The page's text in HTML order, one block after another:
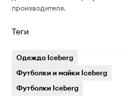
производителя.
Теги
Одежда Iceberg
Футболки и майки Iceberg
Футболки Iceberg